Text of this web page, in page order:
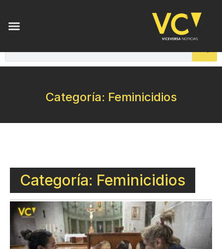
Categoría: Feminicidios
Categoría: Feminicidios